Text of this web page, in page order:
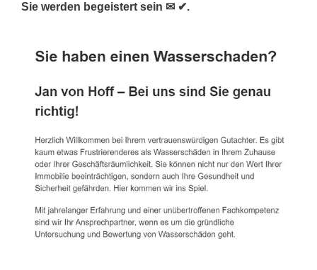
Sie werden begeistert sein ✉ ✔.